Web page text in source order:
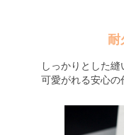
耐
しっかりとした
可愛がれる安心の